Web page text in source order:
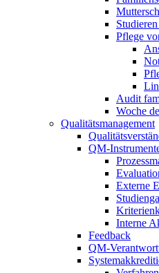
Pflege
Audit
Woche
Qualitätsmanagement
QM-
Externe
Interne
Feedback
QM-